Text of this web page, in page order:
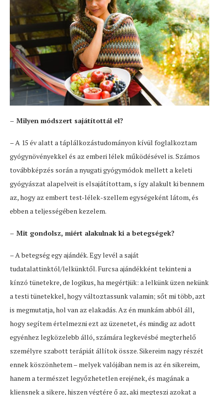
– Milyen módszert sajátítottál el?
– A 15 év alatt a táplálkozástudományon kívül foglalkoztam
gyógynövényekkel és az emberi lélek működésével is. Számos
továbbképzés során a nyugati gyógymódok mellett a keleti
gyógyászat alapelveit is elsajátítottam, s így alakult ki bennem
az, hogy az embert test-lélek-szellem egységeként látom, és
ebben a teljességében kezelem.
– Mit gondolsz, miért alakulnak ki a betegségek?
– A betegség egy ajándék. Egy levél a saját
tudatalattinktól/lelkünktől. Furcsa ajándékként tekinteni a
kínzó tünetekre, de logikus, ha megértjük: a lelkünk üzen nekünk
a testi tünetekkel, hogy változtassunk valamin; sőt mi több, azt
is megmutatja, hol van az elakadás. Az én munkám abból áll,
hogy segítem értelmezni ezt az üzenetet, és mindig az adott
egyénhez legközelebb álló, számára legkevésbé megterhelő
személyre szabott terápiát állítok össze. Sikereim nagy részét
ennek köszönhetem – melyek valójában nem is az én sikereim,
hanem a természet legyőzhetetlen erejének, és magának a
kliensnek a sikere, hiszen végtére ő az, aki megteszi azokat a